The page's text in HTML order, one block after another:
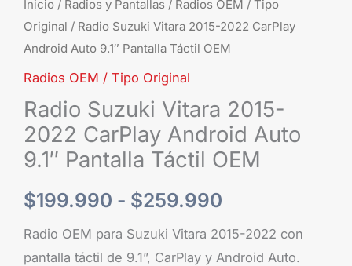
Inicio / Radios y Pantallas / Radios OEM / Tipo
Original / Radio Suzuki Vitara 2015-2022 CarPlay
Android Auto 9.1″ Pantalla Táctil OEM
Radios OEM / Tipo Original
Radio Suzuki Vitara 2015-
2022 CarPlay Android Auto
9.1″ Pantalla Táctil OEM
$199.990 - $259.990
Radio OEM para Suzuki Vitara 2015-2022 con
pantalla táctil de 9.1”, CarPlay y Android Auto.